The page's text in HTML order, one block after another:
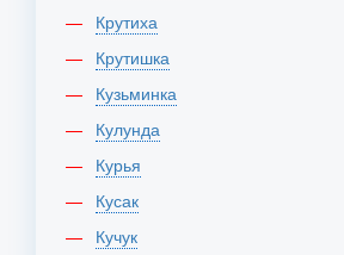
Крутиха
Крутишка
Кузьминка
Кулунда
Курья
Кусак
Кучук